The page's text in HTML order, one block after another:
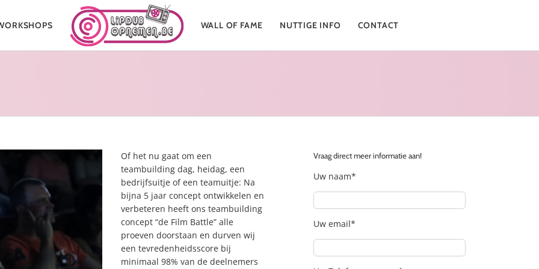
WALL OF FAME NUTTIGE INFO CONTACT
Of het nu gaat om een
teambuilding dag, heidag, een
bedrijfsuitje of een teamuitje: Na
bijna 5 jaar concept ontwikkelen en
verbeteren heeft ons teambuilding
concept “de Film Battle” alle
proeven doorstaan en durven wij
een tevredenheidsscore bij
minimaal 98% van de deelnemers
Vraag direct meer informatie aan!
Uw naam*
Uw email*